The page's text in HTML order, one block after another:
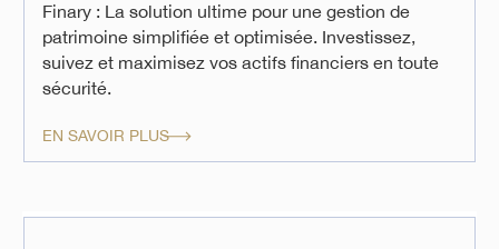
Finary : La solution ultime pour une gestion de
patrimoine simplifiée et optimisée. Investissez,
suivez et maximisez vos actifs financiers en toute
sécurité.
EN SAVOIR PLUS